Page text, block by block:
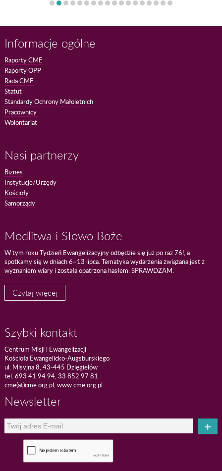
Informacje ogólne
Raporty CME
Raporty OPP
Rada CME
Statut
Standardy Ochrony Małoletnich
Pracownicy
Wolontariat
Nasi partnerzy
Biznes
Instytucje/Urzędy
Kościoły
Samorządy
Modlitwa i Słowo Boże
W tym roku Tydzień Ewangelizacyjny odbędzie się już po raz 76!, a
spotkamy się w dniach 6–13 lipca. Tematyka wydarzenia związana jest z
wyznaniem wiary i została opatrzona hasłem: SPRAWDZAM.
Czytaj więcej
Szybki kontakt
Centrum Misji i Ewangelizacji
Kościoła Ewangelicko-Augsburskiego
ul. Misyjna 8, 43-445 Dzięgielów
tel. 693 41 94 94, 33 852 97 81
cme(at)cme.org.pl, www.cme.org.pl
Newsletter
+